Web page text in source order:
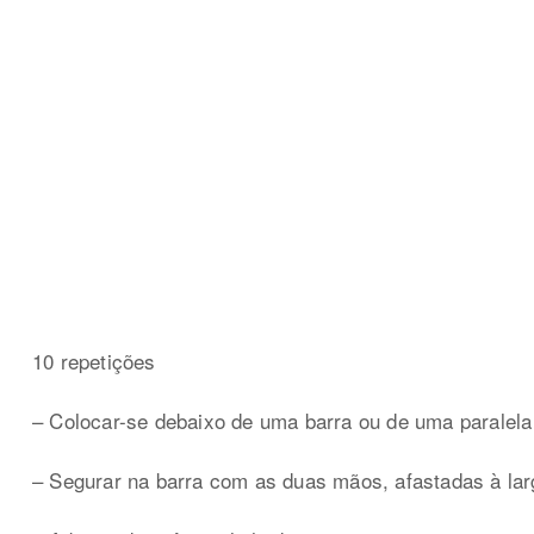
10 repetições
– Colocar-se debaixo de uma barra ou de uma
– Segurar na barra com as duas mãos, afastadas à